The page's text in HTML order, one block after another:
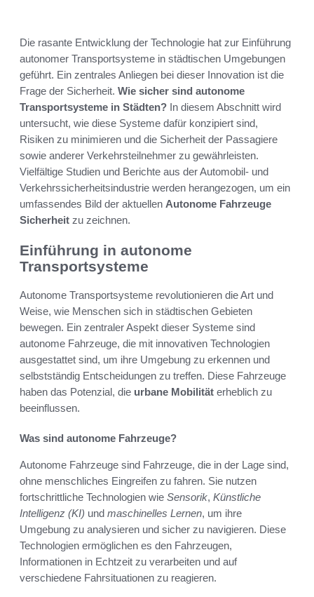
Die rasante Entwicklung der Technologie hat zur Einführung
autonomer Transportsysteme in städtischen Umgebungen
geführt. Ein zentrales Anliegen bei dieser Innovation ist die
Frage der Sicherheit. Wie sicher sind autonome
Transportsysteme in Städten? In diesem Abschnitt wird
untersucht, wie diese Systeme dafür konzipiert sind,
Risiken zu minimieren und die Sicherheit der Passagiere
sowie anderer Verkehrsteilnehmer zu gewährleisten.
Vielfältige Studien und Berichte aus der Automobil- und
Verkehrssicherheitsindustrie werden herangezogen, um ein
umfassendes Bild der aktuellen Autonome Fahrzeuge
Sicherheit zu zeichnen.
Einführung in autonome
Transportsysteme
Autonome Transportsysteme revolutionieren die Art und
Weise, wie Menschen sich in städtischen Gebieten
bewegen. Ein zentraler Aspekt dieser Systeme sind
autonome Fahrzeuge, die mit innovativen Technologien
ausgestattet sind, um ihre Umgebung zu erkennen und
selbstständig Entscheidungen zu treffen. Diese Fahrzeuge
haben das Potenzial, die urbane Mobilität erheblich zu
beeinflussen.
Was sind autonome Fahrzeuge?
Autonome Fahrzeuge sind Fahrzeuge, die in der Lage sind,
ohne menschliches Eingreifen zu fahren. Sie nutzen
fortschrittliche Technologien wie Sensorik, Künstliche
Intelligenz (KI) und maschinelles Lernen, um ihre
Umgebung zu analysieren und sicher zu navigieren. Diese
Technologien ermöglichen es den Fahrzeugen,
Informationen in Echtzeit zu verarbeiten und auf
verschiedene Fahrsituationen zu reagieren.